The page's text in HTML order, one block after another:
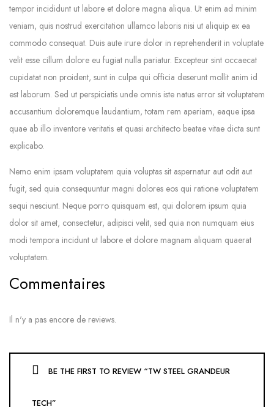
tempor incididunt ut labore et dolore magna aliqua. Ut enim ad minim
veniam, quis nostrud exercitation ullamco laboris nisi ut aliquip ex ea
commodo consequat. Duis aute irure dolor in reprehenderit in voluptate
velit esse cillum dolore eu fugiat nulla pariatur. Excepteur sint occaecat
cupidatat non proident, sunt in culpa qui officia deserunt mollit anim id
est laborum. Sed ut perspiciatis unde omnis iste natus error sit voluptatem
accusantium doloremque laudantium, totam rem aperiam, eaque ipsa
quae ab illo inventore veritatis et quasi architecto beatae vitae dicta sunt
explicabo.
Nemo enim ipsam voluptatem quia voluptas sit aspernatur aut odit aut
fugit, sed quia consequuntur magni dolores eos qui ratione voluptatem
sequi nesciunt. Neque porro quisquam est, qui dolorem ipsum quia
dolor sit amet, consectetur, adipisci velit, sed quia non numquam eius
modi tempora incidunt ut labore et dolore magnam aliquam quaerat
voluptatem.
Commentaires
Il n'y a pas encore de reviews.
BE THE FIRST TO REVIEW “TW STEEL GRANDEUR
TECH”